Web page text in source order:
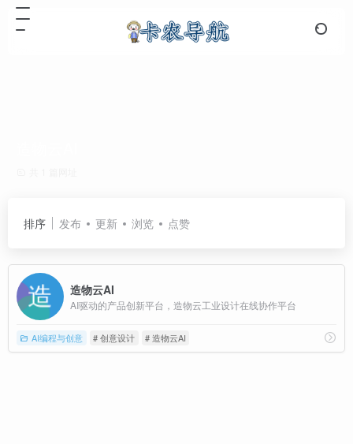
排序 发布 更新 浏览 点赞
造物云AI
AI驱动的产品创新平台，造物云工业设计在线协作平台
AI编程与创意 # 创意设计 # 造物云AI